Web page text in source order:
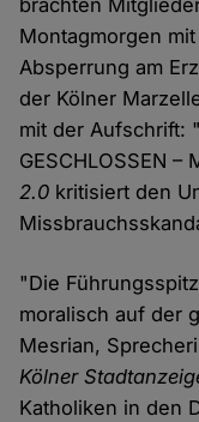
brachten
Montagmorgen
Absperrung am
der Kölner
mit der Aufschrift:
GESCHLOSSEN
2.0 kritisiert den
"Die
moralisch auf der
Mesrian,
Kölner
Katholiken in den